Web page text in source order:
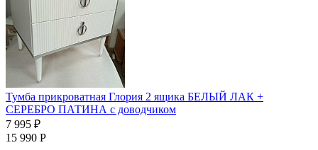
Тумба прикроватная Глория 2 ящика БЕЛЫЙ ЛАК +
СЕРЕБРО ПАТИНА с доводчиком
7 995 ₽
15 990 Р